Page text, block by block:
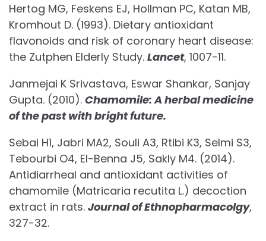
Hertog MG, Feskens EJ, Hollman PC, Katan MB,
Kromhout D. (1993). Dietary antioxidant
flavonoids and risk of coronary heart disease:
the Zutphen Elderly Study. Lancet, 1007-11.
Janmejai K Srivastava, Eswar Shankar, Sanjay
Gupta. (2010). Chamomile: A herbal medicine
of the past with bright future.
Sebai H1, Jabri MA2, Souli A3, Rtibi K3, Selmi S3,
Tebourbi O4, El-Benna J5, Sakly M4. (2014).
Antidiarrheal and antioxidant activities of
chamomile (Matricaria recutita L.) decoction
extract in rats. Journal of Ethnopharmacolgy,
327-32.